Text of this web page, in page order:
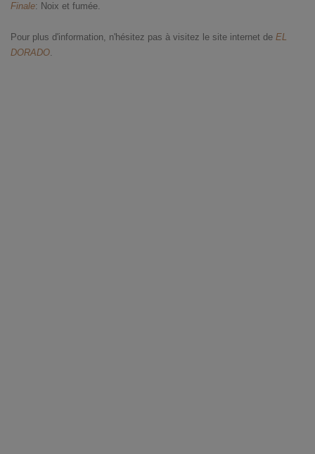
Finale: Noix et fumée.
Pour plus d'information, n'hésitez pas à visitez le site internet de EL
DORADO.